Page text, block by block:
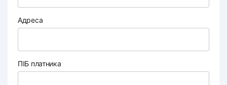
Адреса
ПІБ платника